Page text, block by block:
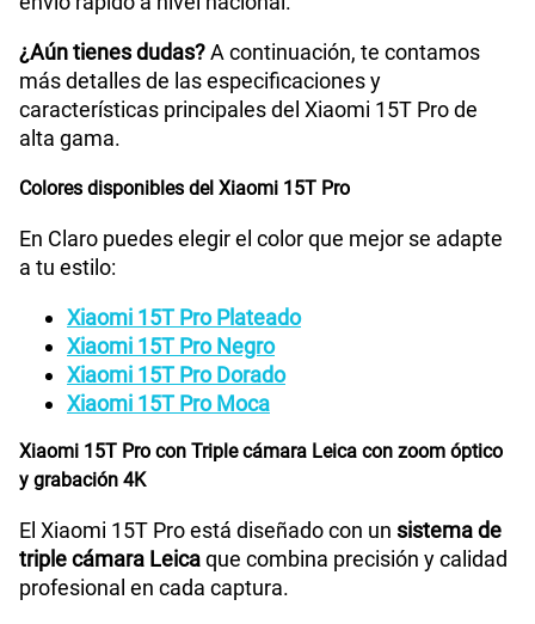
Lector de Huella
¿Aún tienes dudas?A continuación, te contamos
más detalles de las especificaciones y
características principales del Xiaomi 15T Pro de
alta gama.
Colores disponibles del Xiaomi 15T Pro
En Claro puedes elegir el color que mejor se adapte
a tu estilo:
Xiaomi 15T Pro Plateado
Xiaomi 15T Pro Negro
Xiaomi 15T Pro Dorado
Xiaomi 15T Pro Moca
Xiaomi 15T Pro con Triple cámara Leica con zoom óptico
y grabación 4K
El Xiaomi 15T Pro está diseñado con un sistema de
triple cámara Leicaque combina precisión y calidad
profesional en cada captura.